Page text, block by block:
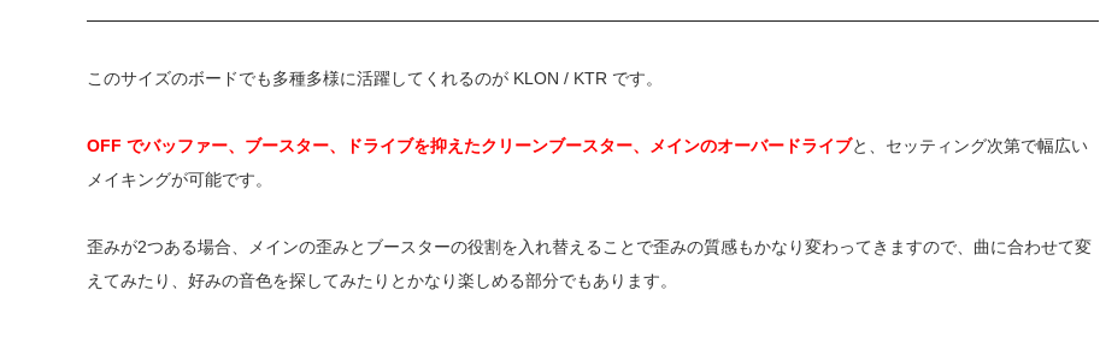
このサイズのボードでも多種多様に活躍してくれるのが KLON / KTR です。
OFF でバッファー、ブースター、ドライブを抑えたクリーンブースター、メインのオーバードライブと、セッティング次第で幅広い
メイキングが可能です。
歪みが2つある場合、メインの歪みとブースターの役割を入れ替えることで歪みの質感もかなり変わってきますので、曲に合わせて変
えてみたり、好みの音色を探してみたりとかなり楽しめる部分でもあります。